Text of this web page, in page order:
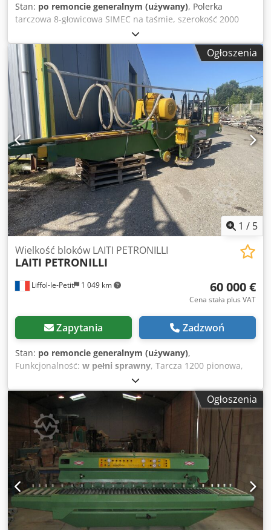
Stan: po remoncie generalnym (używany), Polerka
tarczowa 8-głowicowa SIMEC na taśmie, szerokość 2000
mm, grubość 100 mm. Do marmuru i granitu. Podajnik
rolkowy uchylny + stół rolkowy. Wydajność 2000 mm x 100
mm. Bardzo dobry stan, po przeglądzie. Maszyna
zdemontowana, załadowana na ciężarówkę. Kontakt
telefoniczny po francusku, mailowy w Twoim języku.
Dwsdpfx Ajxb D Npecpea
Ogłoszenia
1 / 5
Liffol-le-Petit 1 049 km
Wielkość bloków LAITI PETRONILLI
LAITI PETRONILLI
60 000 €
Cena stała plus VAT
Zapytania Zadzwoń
Stan: po remoncie generalnym (używany),
Funkcjonalność: w pełni sprawny, Tarcza 1200 pionowa,
500 pozioma Dsdpfx Aexb Dr Rjcpewa 2 stoły elektryczne
do przenoszenia bloków Maszyna po remoncie kapitalnym
Do bloków do 20 ton Maszyna zdemontowana, załadowana
na ciężarówkę. Kontakt telefoniczny po francusku, mailowo
w Twoim języku.
Ogłoszenia